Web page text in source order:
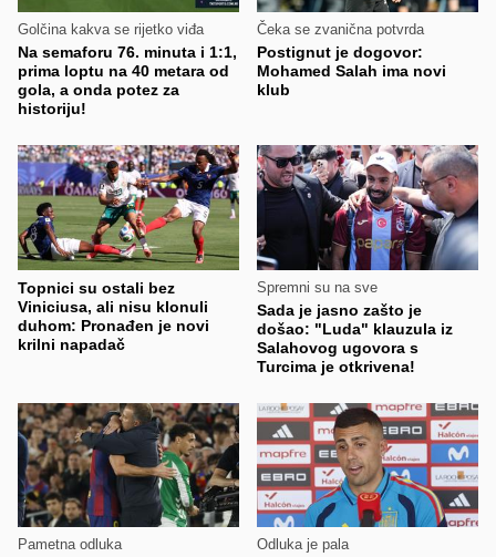
Golčina kakva se rijetko viđa
Na semaforu 76. minuta i 1:1,
prima loptu na 40 metara od
gola, a onda potez za
historiju!
Čeka se zvanična potvrda
Postignut je dogovor:
Mohamed Salah ima novi
klub
Topnici su ostali bez
Viniciusa, ali nisu klonuli
duhom: Pronađen je novi
krilni napadač
Spremni su na sve
Sada je jasno zašto je
došao: "Luda" klauzula iz
Salahovog ugovora s
Turcima je otkrivena!
Pametna odluka Odluka je pala